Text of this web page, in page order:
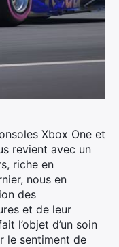
Xbox One et
revient avec un
riche en
nous en
des
et de leur
l’objet d’un soin
le sentiment de